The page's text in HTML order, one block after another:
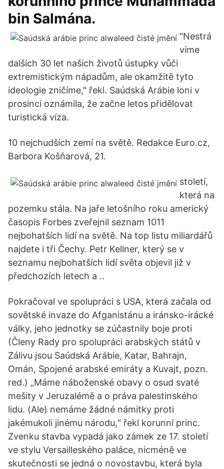
bin Salmána.
"Nestrá
víme
dalších 30 let našich životů ústupky vůči
extremistickým nápadům, ale okamžitě tyto
ideologie zničíme," řekl. Saúdská Arábie loni v
prosinci oznámila, že začne letos přidělovat
turistická víza.
10 nejchudších zemí na světě. Redakce Euro.cz,
Barbora Košňarová, 21.
století,
která na
pozemku stála. Na jaře letošního roku americký
časopis Forbes zveřejnil seznam 1011
nejbohatších lidí na světě. Na top listu miliardářů
najdete i tři Čechy. Petr Kellner, který se v
seznamu nejbohatších lidí světa objevil již v
předchozích letech a ..
Pokračoval ve spolupráci s USA, která začala od
sovětské invaze do Afganistánu a iránsko-irácké
války, jeho jednotky se zúčastnily boje proti
(Členy Rady pro spolupráci arabských států v
Zálivu jsou Saúdská Arábie, Katar, Bahrajn,
Omán, Spojené arabské emiráty a Kuvajt, pozn.
red.) „Máme náboženské obavy o osud svaté
mešity v Jeruzalémě a o práva palestinského
lidu. (Ale) nemáme žádné námitky proti
jakémukoli jinému národu,“ řekl korunní princ.
Zvenku stavba vypadá jako zámek ze 17. století
ve stylu Versailleského paláce, nicméně ve
skutečnosti se jedná o novostavbu, která byla